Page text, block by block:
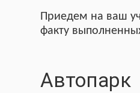
Приедем на ваш
факту
Автопарк